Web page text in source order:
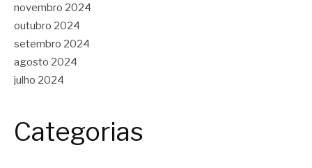
novembro 2024
outubro 2024
setembro 2024
agosto 2024
julho 2024
Categorias